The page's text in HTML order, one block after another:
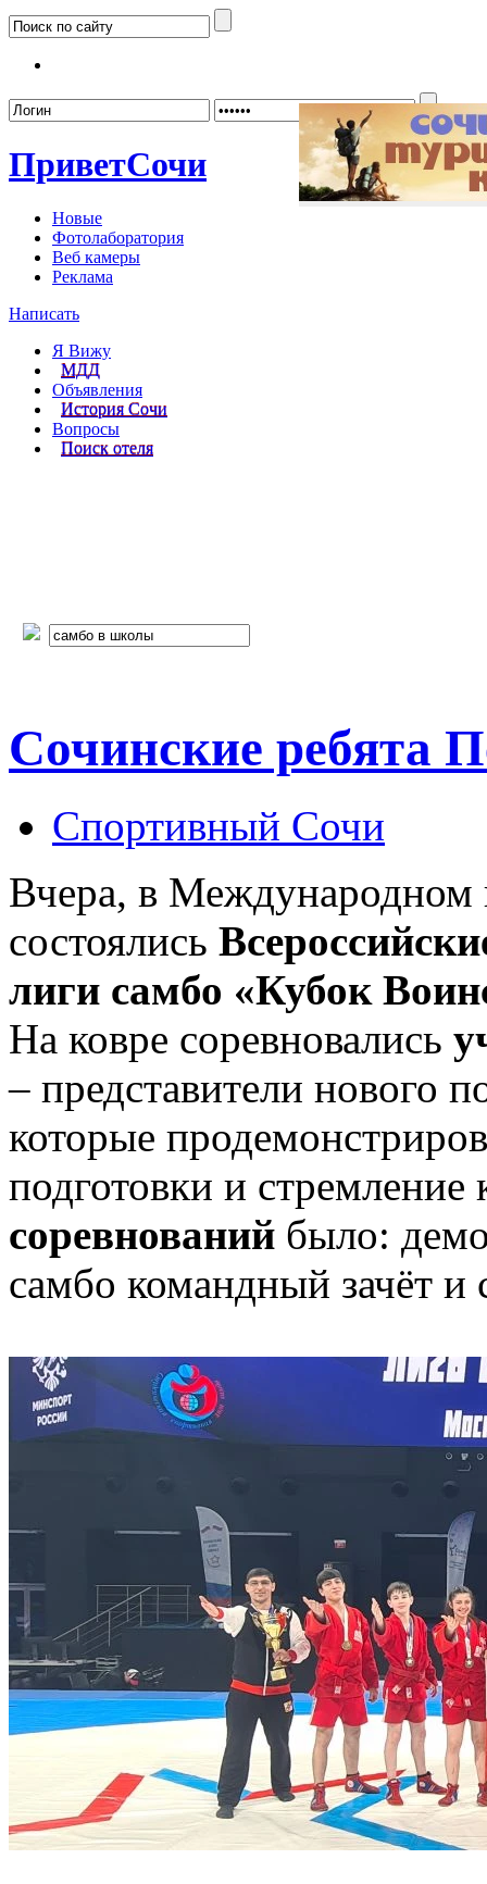
ПриветСочи
Новые
Фотолаборатория
Веб камеры
Реклама
Написать
Я Вижу
МДД
Объявления
История Сочи
Вопросы
Поиск отеля
Сочинские ребята
Спортивный Сочи
Вчера, в Международном
состоялись
лиги самбо «Кубок
На ковре соревновались
– представители нового
которые
подготовки и стремление
соревнований было:
самбо командный зачёт и